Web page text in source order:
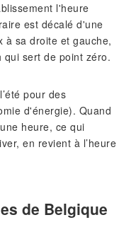
l'heure
est décalé d'une
à sa droite et gauche,
sert de point zéro.
pour des
d'énergie). Quand
heure, ce qui
en revient à l’heure
de Belgique